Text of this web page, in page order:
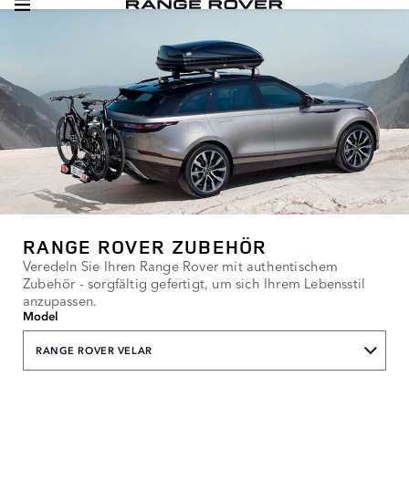
RANGE ROVER ZUBEHÖR
Veredeln Sie Ihren Range Rover mit authentischem
Zubehör - sorgfältig gefertigt, um sich Ihrem Lebensstil
anzupassen.
Model
RANGE ROVER VELAR